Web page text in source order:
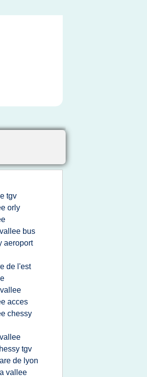
tgv
orly
bus
aeroport
de l'est
acces
chessy
tgv
de lyon
vallee